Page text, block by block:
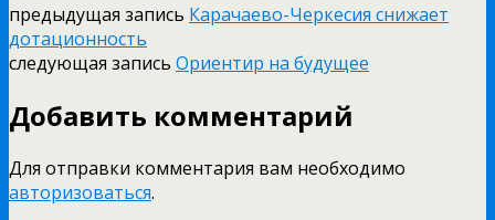
предыдущая запись Карачаево-Черкесия снижает
дотационность
следующая запись Ориентир на будущее
Добавить комментарий
Для отправки комментария вам необходимо
авторизоваться.